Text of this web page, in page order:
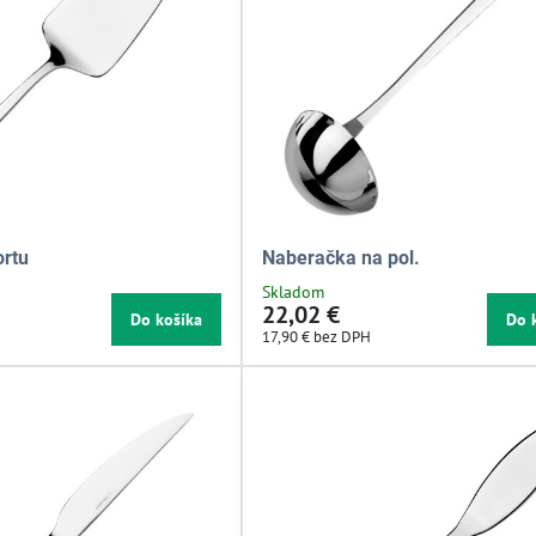
Do košíka
Naberačka na pol.
Skladom
22,02 €
17,90 € bez DPH
Do